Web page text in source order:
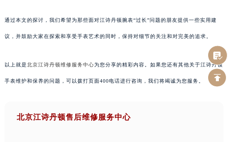
通过本文的探讨，我们希望为那些面对江诗丹顿腕表“过长”问题的朋友提供一些实用建
议，并鼓励大家在探索和享受手表艺术的同时，保持对细节的关注和对完美的追求。
以上就是北京江诗丹顿维修服务中心为您分享的精彩内容。如果您还有其他关于江诗丹顿
手表维护和保养的问题，可以拨打页面400电话进行咨询，我们将竭诚为您服务。
北京江诗丹顿售后维修服务中心